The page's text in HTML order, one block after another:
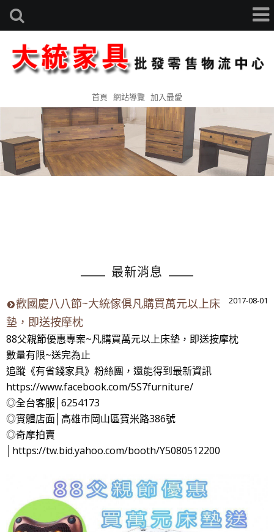
首頁 網站導覽 加入最愛
最新消息
2017-08-01
歡國慶八八節~大統傢俱凡購買萬元以上床
墊，即送按摩枕
88父親節優惠專案~凡購買萬元以上床墊，即送按摩枕
數量有限~送完為止
追蹤《有省錢家具》粉絲團，還能得到最新資訊
https://www.facebook.com/5S7furniture/
◎全台客服│6254173
◎實體店面│高雄市岡山區寶米路386號
◎奇摩拍賣
│https://tw.bid.yahoo.com/booth/Y5080512200